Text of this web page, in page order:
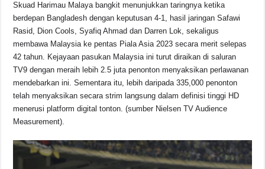
c
e
b
o
o
k
at
s
A
p
p
e
a
d
s
p
y
Li
n
k
ar
e
Skuad Harimau Malaya bangkit menunjukkan taringnya ketika
berdepan Bangladesh dengan keputusan 4-1, hasil jaringan Safawi
Rasid, Dion Cools, Syafiq Ahmad dan Darren Lok, sekaligus
membawa Malaysia ke pentas Piala Asia 2023 secara merit selepas
42 tahun. Kejayaan pasukan Malaysia ini turut diraikan di saluran
TV9 dengan meraih lebih 2.5 juta penonton menyaksikan perlawanan
mendebarkan ini. Sementara itu, lebih daripada 335,000 penonton
telah menyaksikan secara strim langsung dalam definisi tinggi HD
menerusi platform digital tonton. (sumber Nielsen TV Audience
Measurement).